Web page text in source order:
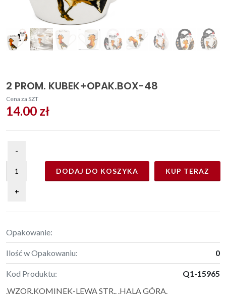
2 PROM. KUBEK+OPAK.BOX-48
Cena za SZT
14.00 zł
DODAJ DO KOSZYKA KUP TERAZ
Opakowanie:
Ilość w Opakowaniu: 0
Kod Produktu:
Q1-15965
.WZOR.KOMINEK-LEWA STR.. .HALA GÓRA.